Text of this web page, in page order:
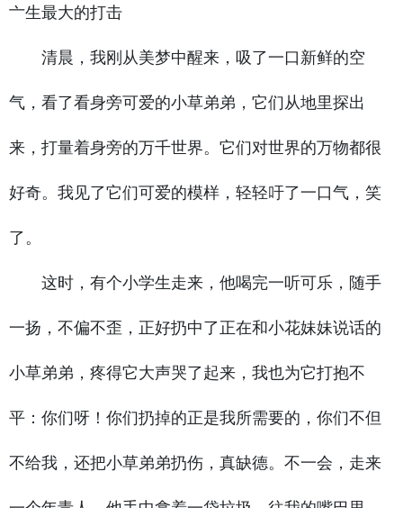
亠生最大的打击
清晨，我刚从美梦中醒来，吸了一口新鲜的空
气，看了看身旁可爱的小草弟弟，它们从地里探出
来，打量着身旁的万千世界。它们对世界的万物都很
好奇。我见了它们可爱的模样，轻轻吁了一口气，笑
了。
这时，有个小学生走来，他喝完一听可乐，随手
一扬，不偏不歪，正好扔中了正在和小花妹妹说话的
小草弟弟，疼得它大声哭了起来，我也为它打抱不
平：你们呀！你们扔掉的正是我所需要的，你们不但
不给我，还把小草弟弟扔伤，真缺德。不一会，走来